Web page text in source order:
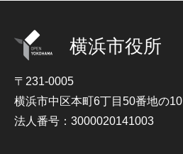
横浜市役所
〒231-0005
横浜市中区本町6丁目50番地の10
法人番号：3000020141003